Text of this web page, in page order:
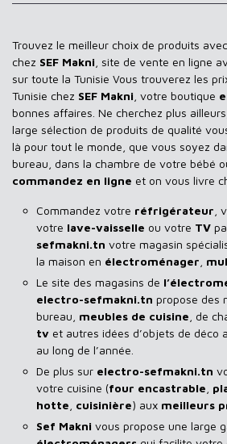
Trouvez le meilleur choix de produits
chez SEF Makni , site de vente en ligne
sur toute la Tunisie Vous trouverez les
Tunisie chez SEF Makni , votre boutique
bonnes affaires. Ne cherchez plus
large sélection de produits de qualité
là pour tout le monde, que vous soyez
bureau, dans la chambre de votre bébé
commandez en ligne et on vous livre
Commandez votre réfrigérateur ,
votre lave-vaisselle ou votre TV
sefmakni.tn votre magasin
la maison en électroménager
Le site des magasins de
electro-sefmakni.tn propose des
bureau, meubles de cuisine , de
tv et autres idées d’objets de déco
au long de l’année.
De plus sur electro-sefmakni.tn
votre cuisine (four encastrable
hotte cuisinière) aux meilleurs
Sef Makni vous propose une large